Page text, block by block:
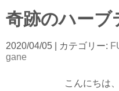
奇跡のハーブ
2020/04/05 | カテゴリー:
gane
こんにちは